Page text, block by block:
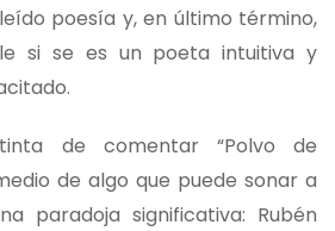
poesía y, en último término,
si se es un poeta intuitiva y
de comentar “Polvo de
de algo que puede sonar a
paradoja significativa: Rubén